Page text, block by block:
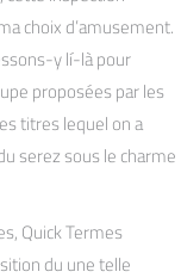
choix d’amusement.
y lí-là pour
proposées par les
titres lequel on a
serez sous le charme
Quick Termes
du une telle